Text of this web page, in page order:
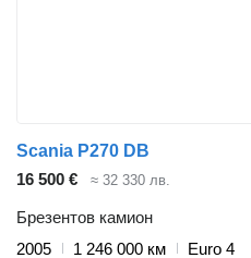
Scania P270 DB
16 500 €
≈ 32 330 лв.
Брезентов камион
2005
1 246 000 км
Euro 4